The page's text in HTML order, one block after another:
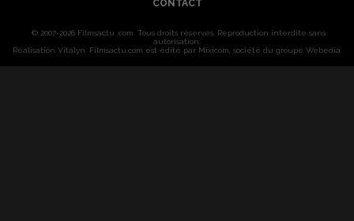
CONTACT
© 2007-2026 Filmsactu .com. Tous droits réservés. Reproduction interdite sans
autorisation.
Réalisation Vitalyn . Filmsactu .com est édité par Mixicom, société du groupe Webedia.